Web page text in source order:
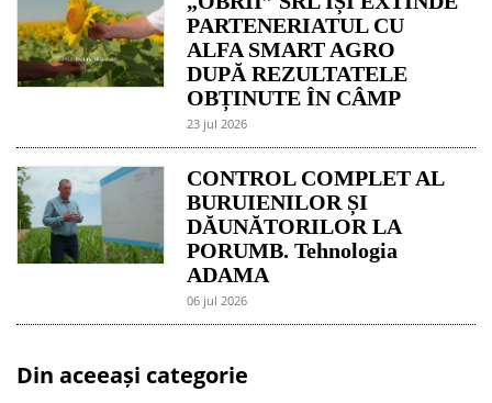
PARTENERIATUL CU
ALFA SMART AGRO
DUPĂ REZULTATELE
OBȚINUTE ÎN CÂMP
23 jul 2026
CONTROL COMPLET AL
BURUIENILOR ȘI
DĂUNĂTORILOR LA
PORUMB. Tehnologia
ADAMA
06 jul 2026
Din aceeași categorie